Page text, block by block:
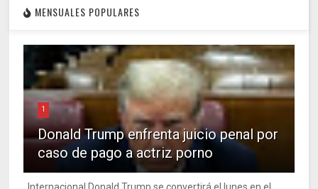
MENSUALES POPULARES
1
Donald Trump enfrenta juicio penal por
caso de pago a actriz porno
Internacional Donald Trump se convertirá el lunes en el